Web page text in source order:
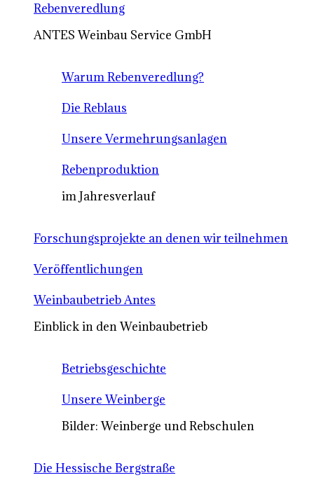
Rebenveredlung
ANTES Weinbau Service GmbH
Warum Rebenveredlung?
Die Reblaus
Unsere Vermehrungsanlagen
Rebenproduktion
im Jahresverlauf
Forschungsprojekte an denen wir teilnehmen
Veröffentlichungen
Weinbaubetrieb Antes
Einblick in den Weinbaubetrieb
Betriebsgeschichte
Unsere Weinberge
Bilder: Weinberge und Rebschulen
Die Hessische Bergstraße